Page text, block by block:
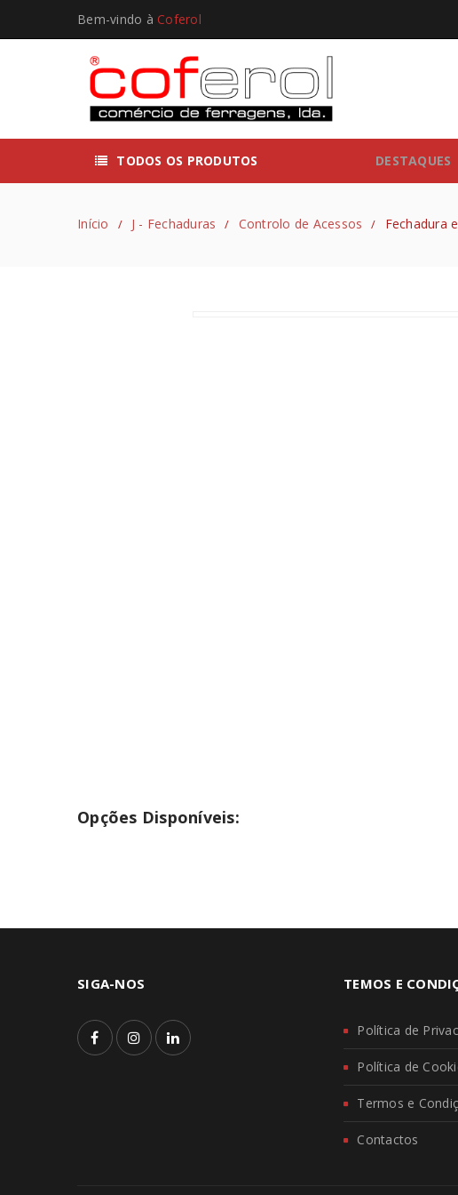
Bem-vindo à Coferol
TODOS OS PRODUTOS DESTAQUES
Início / J - Fechaduras / Controlo de Acessos / Fechadura
Opções Disponíveis:
SIGA-NOS TEMOS E
Política de
Política de
Termos e
Contactos